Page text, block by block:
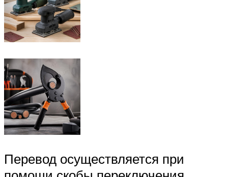
Перевод осуществляется при